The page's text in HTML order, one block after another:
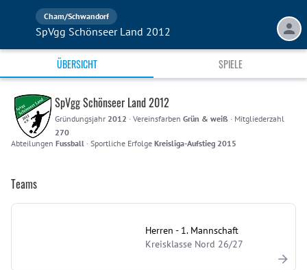
Cham/Schwandorf
SpVgg Schönseer Land 2012
ÜBERSICHT SPIELE
SpVgg Schönseer Land 2012
Gründungsjahr 2012 · Vereinsfarben Grün & weiß · Mitgliederzahl
270
Abteilungen Fussball · Sportliche Erfolge Kreisliga-Aufstieg 2015
Teams
Herren - 1. Mannschaft
Kreisklasse Nord 26/27